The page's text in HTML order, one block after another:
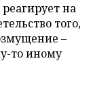
на
того,
–
то иному